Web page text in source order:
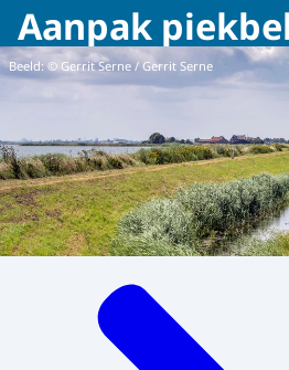
Aanpak
Beeld: © Gerrit Serne / Gerrit Serne